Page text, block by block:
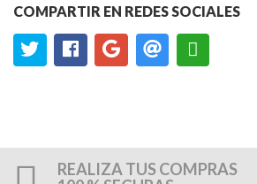
COMPARTIR EN REDES SOCIALES
REALIZA TUS COMPRAS